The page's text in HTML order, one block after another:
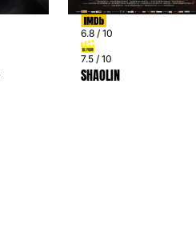
6.8 / 10
7.5 / 10
SHAOLIN